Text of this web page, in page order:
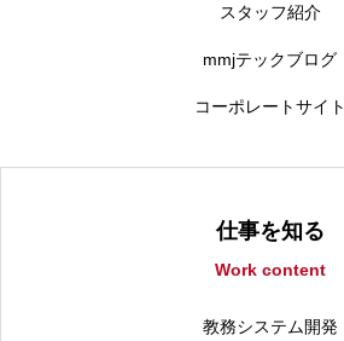
スタッフ紹介
mmjテックブログ
コーポレートサイト
仕事を知る
Work content
教務システム開発